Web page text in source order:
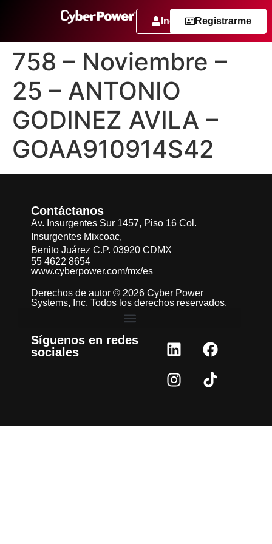
IngresarRegistrarme
758 – Noviembre –
25 – ANTONIO
GODINEZ AVILA –
GOAA910914S42
Contáctanos
Av. Insurgentes Sur 1457, Piso 16 Col.
Insurgentes Mixcoac,
Benito Juárez C.P. 03920 CDMX
55 4622 8654
www.cyberpower.com/mx/es
Derechos de autor © 2026 Cyber Power
Systems, Inc. Todos los derechos reservados.
Síguenos en redes
sociales